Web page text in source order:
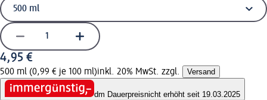
4,95 €
500 ml (0,99 € je 100 ml)inkl. 20% MwSt. zzgl. Versand
dm Dauerpreisnicht erhöht seit 19.03.2025